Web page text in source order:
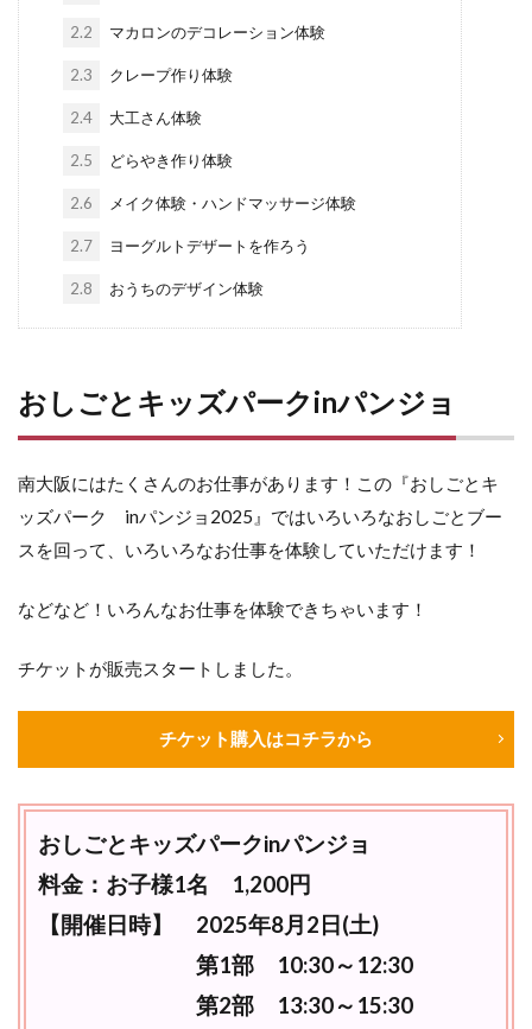
2.2 マカロンのデコレーション体験
2.3 クレープ作り体験
2.4 大工さん体験
2.5 どらやき作り体験
2.6 メイク体験・ハンドマッサージ体験
2.7 ヨーグルトデザートを作ろう
2.8 おうちのデザイン体験
おしごとキッズパークinパンジョ
南大阪にはたくさんのお仕事があります！この『おしごとキ
ッズパーク inパンジョ2025』ではいろいろなおしごとブー
スを回って、いろいろなお仕事を体験していただけます！
などなど！いろんなお仕事を体験できちゃいます！
チケットが販売スタートしました。
チケット購入はコチラから
おしごとキッズパークinパンジョ
料金：お子様1名 1,200円
【開催日時】 2025年8月2日(土)
第1部 10:30～12:30
第2部 13:30～15:30